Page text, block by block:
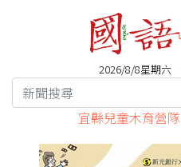
2026/8/8星期六
宜縣兒童木育營